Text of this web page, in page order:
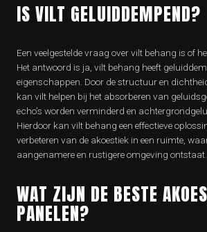
IS VILT GELUIDDEMPEND?
Een veelgestelde vraag over vilt behang is of
Het antwoord is ja, vilt behang heeft
eigenschappen. Door de structuur en
kan vilt helpen bij het absorberen van
echo’s worden verminderd en
Hierdoor kan vilt behang een effectieve
verbeteren van de akoestiek in een ruimte,
aangenamere en rustigere omgeving ontstaat.
WAT ZIJN DE BESTE
PANELEN?